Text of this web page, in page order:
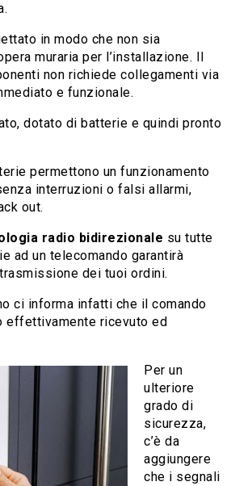
in modo che non sia
muraria per l’installazione. Il
non richiede collegamenti via
e funzionale.
dotato di batterie e quindi pronto
permettono un funzionamento
interruzioni o falsi allarmi,
out.
radio bidirezionale su tutte
ad un telecomando garantirà
dei tuoi ordini.
ci informa infatti che il comando
effettivamente ricevuto ed
Per un
ulteriore
grado di
sicurezza,
c’è da
aggiungere
che i segnali